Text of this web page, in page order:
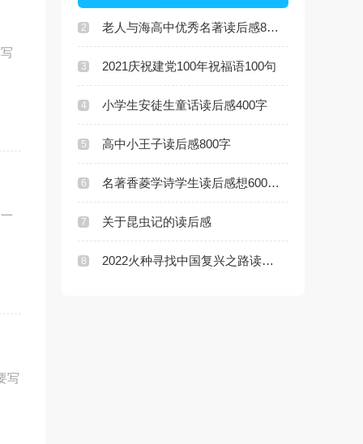
写
2 老人与海高中优秀名著读后感800字7篇
3 2021庆祝建党100年祝福语100句
4 小学生安徒生童话读后感400字
5 高中小王子读后感800字
6 名著香菱学诗学生读后感想600字5篇
7 关于昆虫记的读后感
8 2022火种寻找中国复兴之路读后感范文